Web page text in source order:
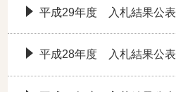
平成29年度 入札結果公表
平成28年度 入札結果公表